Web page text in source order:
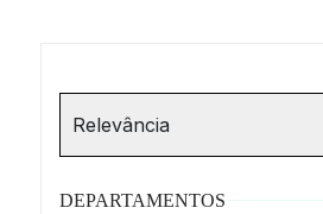
DEPARTAMENTOS